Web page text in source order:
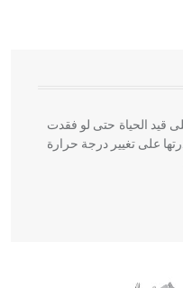
ومصر خاصة، حيث يحرص
الواجهات
قيد الحياة حتى لو فقدت
على تغيير درجة حرارة
في جروح الرأس. ويعود